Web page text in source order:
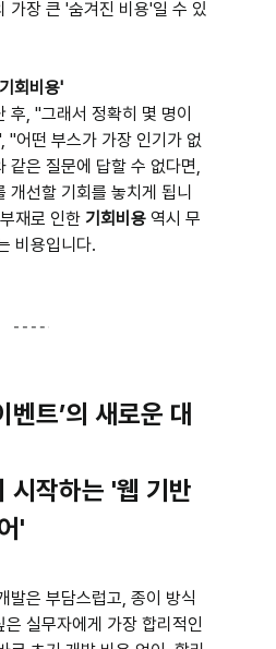
가장 큰 '숨겨진 비용'일 수 있
회비용'
후, "그래서 정확히 몇 명이
"어떤 부스가 가장 인기가 없
같은 질문에 답할 수 없다면,
개선할 기회를 놓치게 됩니
재로 인한 기회비용 역시 무
비용입니다.
벤트’의 새로운 대
시작하는 '웹 기반
'
발은 부담스럽고, 종이 방식
실무자에게 가장 합리적인